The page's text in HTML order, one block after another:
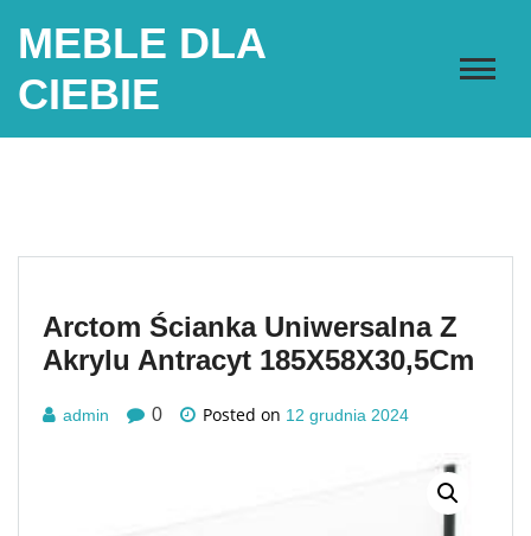
MEBLE DLA
CIEBIE
Arctom Ścianka Uniwersalna Z
Akrylu Antracyt 185X58X30,5Cm
admin 0 Posted on 12 grudnia 2024